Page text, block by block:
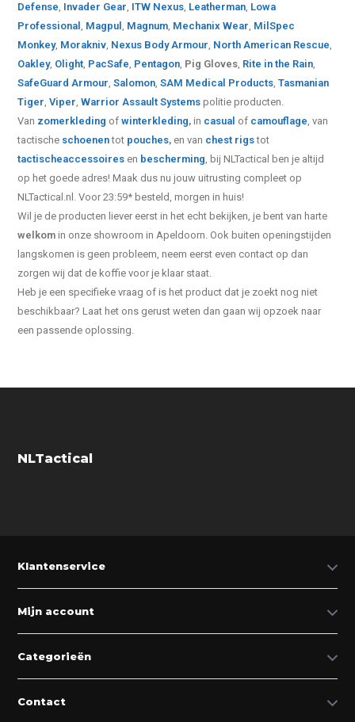
Defense, Invader Gear, ITW Nexus, Leatherman, Lowa
Professional, Magpul, Magnum, Mechanix Wear, MilSpec
Monkey, Morakniv, Nexus Body Armour, North American Rescue,
Oakley, Olight, PacSafe, Pentagon, Pig Gloves, Rite in the Rain,
SafeGuard Armour,Salomon,SAM Medical Products,Tasmanian
Tiger,Viper,Warrior Assault Systems politie producten.
Van zomerkleding ofwinterkleding, in casual of camouflage, van
tactische schoenentot pouches, en van chest rigstot
tactischeaccessoires en bescherming, bij NLTactical ben je altijd
op het goede adres! Maak dus nu jouw uitrusting compleet op
NLTactical.nl. Voor 23:59* besteld, morgen in huis!
Wil je de producten liever eerst in het echt bekijken, je bent van harte
welkom in onze showroom in Apeldoorn. Ook buiten openingstijden
langskomen is geen probleem, neem eerst even contact op dan
zorgen wij dat de koffie voor je klaar staat.
Heb je een specifieke vraag of is het product dat je zoekt nog niet
beschikbaar? Laat het ons gerust weten dan gaan wij opzoek naar
een passende oplossing.
NLTactical
Klantenservice
Mijn account
Categorieën
Contact